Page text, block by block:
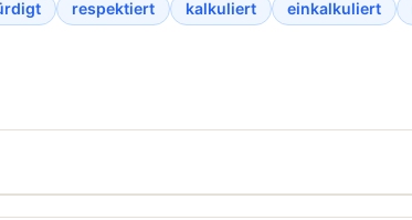
respektiert kalkuliert einkalkuliert